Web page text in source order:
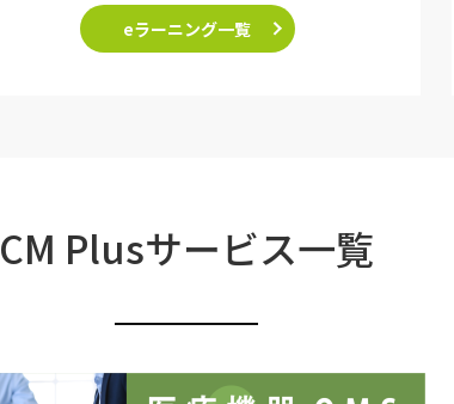
eラーニング一覧
CM Plusサービス一覧